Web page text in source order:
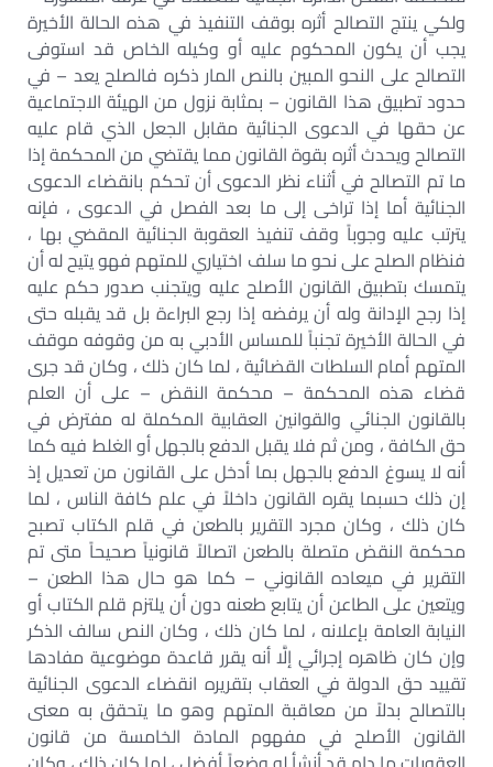
ولكي ينتج التصالح أثره بوقف التنفيذ في هذه الحالة الأخيرة
يجب أن يكون المحكوم عليه أو وكيله الخاص قد استوفى
التصالح على النحو المبين بالنص المار ذكره فالصلح يعد – في
حدود تطبيق هذا القانون – بمثابة نزول من الهيئة الاجتماعية
عن حقها في الدعوى الجنائية مقابل الجعل الذي قام عليه
التصالح ويحدث أثره بقوة القانون مما يقتضي من المحكمة إذا
ما تم التصالح في أثناء نظر الدعوى أن تحكم بانقضاء الدعوى
الجنائية أما إذا تراخى إلى ما بعد الفصل في الدعوى ، فإنه
يترتب عليه وجوباً وقف تنفيذ العقوبة الجنائية المقضي بها ،
فنظام الصلح على نحو ما سلف اختياري للمتهم فهو يتيح له أن
يتمسك بتطبيق القانون الأصلح عليه ويتجنب صدور حكم عليه
إذا رجح الإدانة وله أن يرفضه إذا رجع البراءة بل قد يقبله حتى
في الحالة الأخيرة تجنباً للمساس الأدبي به من وقوفه موقف
المتهم أمام السلطات القضائية ، لما كان ذلك ، وكان قد جرى
قضاء هذه المحكمة – محكمة النقض – على أن العلم
بالقانون الجنائي والقوانين العقابية المكملة له مفترض في
حق الكافة ، ومن ثم فلا يقبل الدفع بالجهل أو الغلط فيه كما
أنه لا يسوغ الدفع بالجهل بما أدخل على القانون من تعديل إذ
إن ذلك حسبما يقره القانون داخلاً في علم كافة الناس ، لما
كان ذلك ، وكان مجرد التقرير بالطعن في قلم الكتاب تصبح
محكمة النقض متصلة بالطعن اتصالاً قانونياً صحيحاً متى تم
التقرير في ميعاده القانوني – كما هو حال هذا الطعن –
ويتعين على الطاعن أن يتابع طعنه دون أن يلتزم قلم الكتاب أو
النيابة العامة بإعلانه ، لما كان ذلك ، وكان النص سالف الذكر
وإن كان ظاهره إجرائي إلَّا أنه يقرر قاعدة موضوعية مفادها
تقييد حق الدولة في العقاب بتقريره انقضاء الدعوى الجنائية
بالتصالح بدلاً من معاقبة المتهم وهو ما يتحقق به معنى
القانون الأصلح في مفهوم المادة الخامسة من قانون